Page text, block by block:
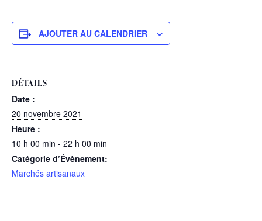
AJOUTER AU CALENDRIER
DÉTAILS
Date :
20 novembre 2021
Heure :
10 h 00 min - 22 h 00 min
Catégorie d’Évènement:
Marchés artisanaux